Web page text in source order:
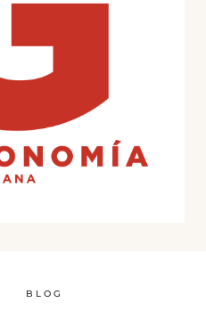
BLOG